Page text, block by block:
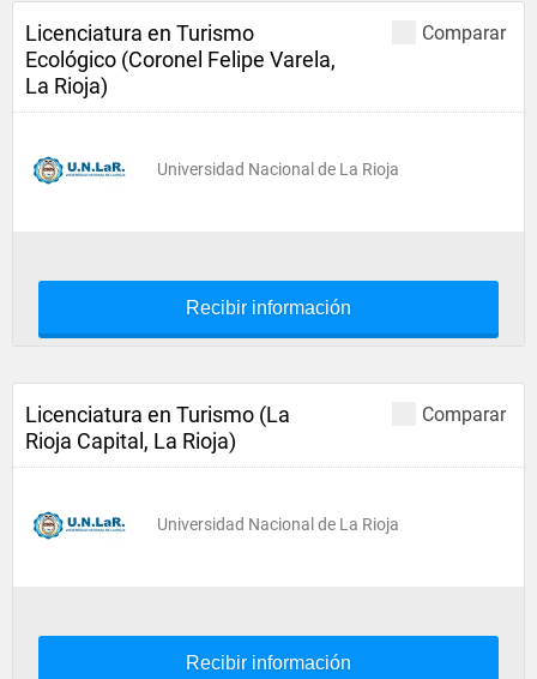
Comparar
Licenciatura en Turismo
Ecológico (Coronel Felipe Varela,
La Rioja)
Universidad Nacional de La Rioja
Recibir información
Comparar
Licenciatura en Turismo (La
Rioja Capital, La Rioja)
Universidad Nacional de La Rioja
Recibir información